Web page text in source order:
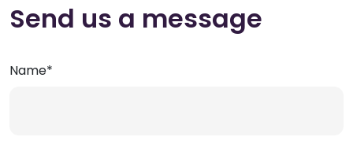
Send us a message
Name*